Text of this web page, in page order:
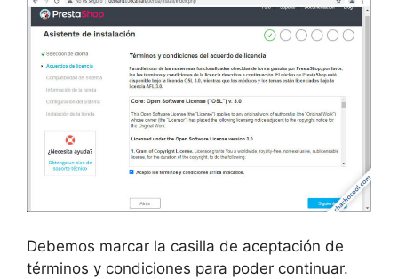
Debemos marcar la casilla de aceptación de
términos y condiciones para poder continuar.